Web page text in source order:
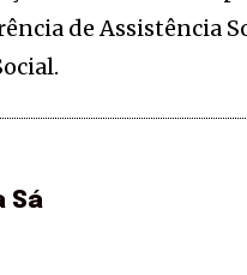
de Assistência
Sá